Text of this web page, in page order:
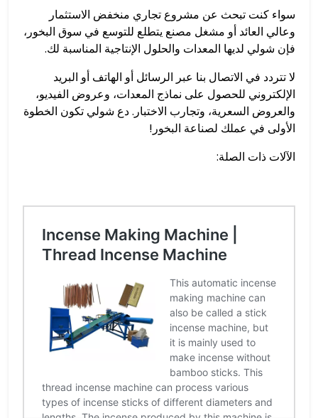
سواء كنت تبحث عن مشروع تجاري منخفض الاستثمار
وعالي العائد أو مشغل مصنع يتطلع للتوسع في سوق البخور،
فإن شولي لديها المعدات والحلول الإنتاجية المناسبة لك.
لا تتردد في الاتصال بنا عبر الرسائل أو الهاتف أو البريد
الإلكتروني للحصول على نماذج المعدات، وعروض الفيديو،
والعروض السعرية، وتجارب الاختبار. دع شولي تكون الخطوة
الأولى في عملك لصناعة البخور!
الآلات ذات الصلة: